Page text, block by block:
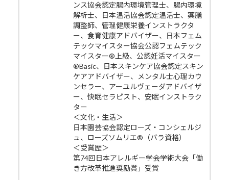
ンス協会認定腸内環境管理士、腸内環境
解析士、日本温活協会認定温活士、薬膳
調整師、管理健康栄養インストラクタ
ー、食育健康アドバイザー、日本フェム
テックマイスター協会公認フェムテック
マイスター®上級、公認妊活マイスター
®Basic、日本スキンケア協会認定スキン
ケアアドバイザー、メンタル士心理カウ
ンセラー、アーユルヴェーダアドバイザ
ー、快眠セラピスト、安眠インストラク
ター
＜文化・生活＞
日本園芸協会認定ローズ・コンシェルジ
ュ、ローズソムリエ®（バラ資格）
＜受賞歴＞
第74回日本アレルギー学会学術大会「働
き方改革推進奨励賞」受賞